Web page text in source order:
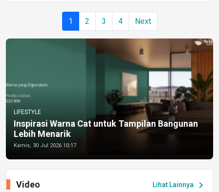
1 2 3 4 Next
LIFESTYLE
Inspirasi Warna Cat untuk Tampilan Bangunan
Lebih Menarik
Kamis, 30 Jul 2026 10:17
Lihat Lainnya chevron_right
Video